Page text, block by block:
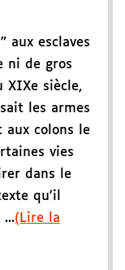
aux esclaves
ni de gros
XIXe siècle,
les armes
aux colons le
vies
dans le
qu'il
...(Lire la